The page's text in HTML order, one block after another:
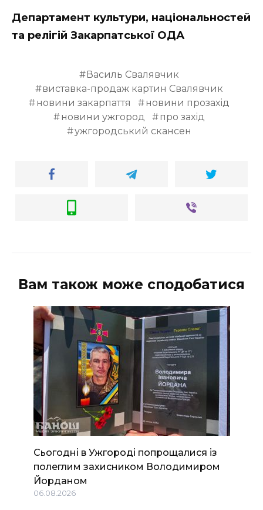
Департамент культури, національностей
та релігій Закарпатської ОДА
Василь Свалявчик
виставка-продаж картин Свалявчик
новини закарпаття
новини прозахід
новини ужгород
про захід
ужгородський скансен
Вам також може сподобатися
Сьогодні в Ужгороді попрощалися із
полеглим захисником Володимиром
Йорданом
06.08.2026